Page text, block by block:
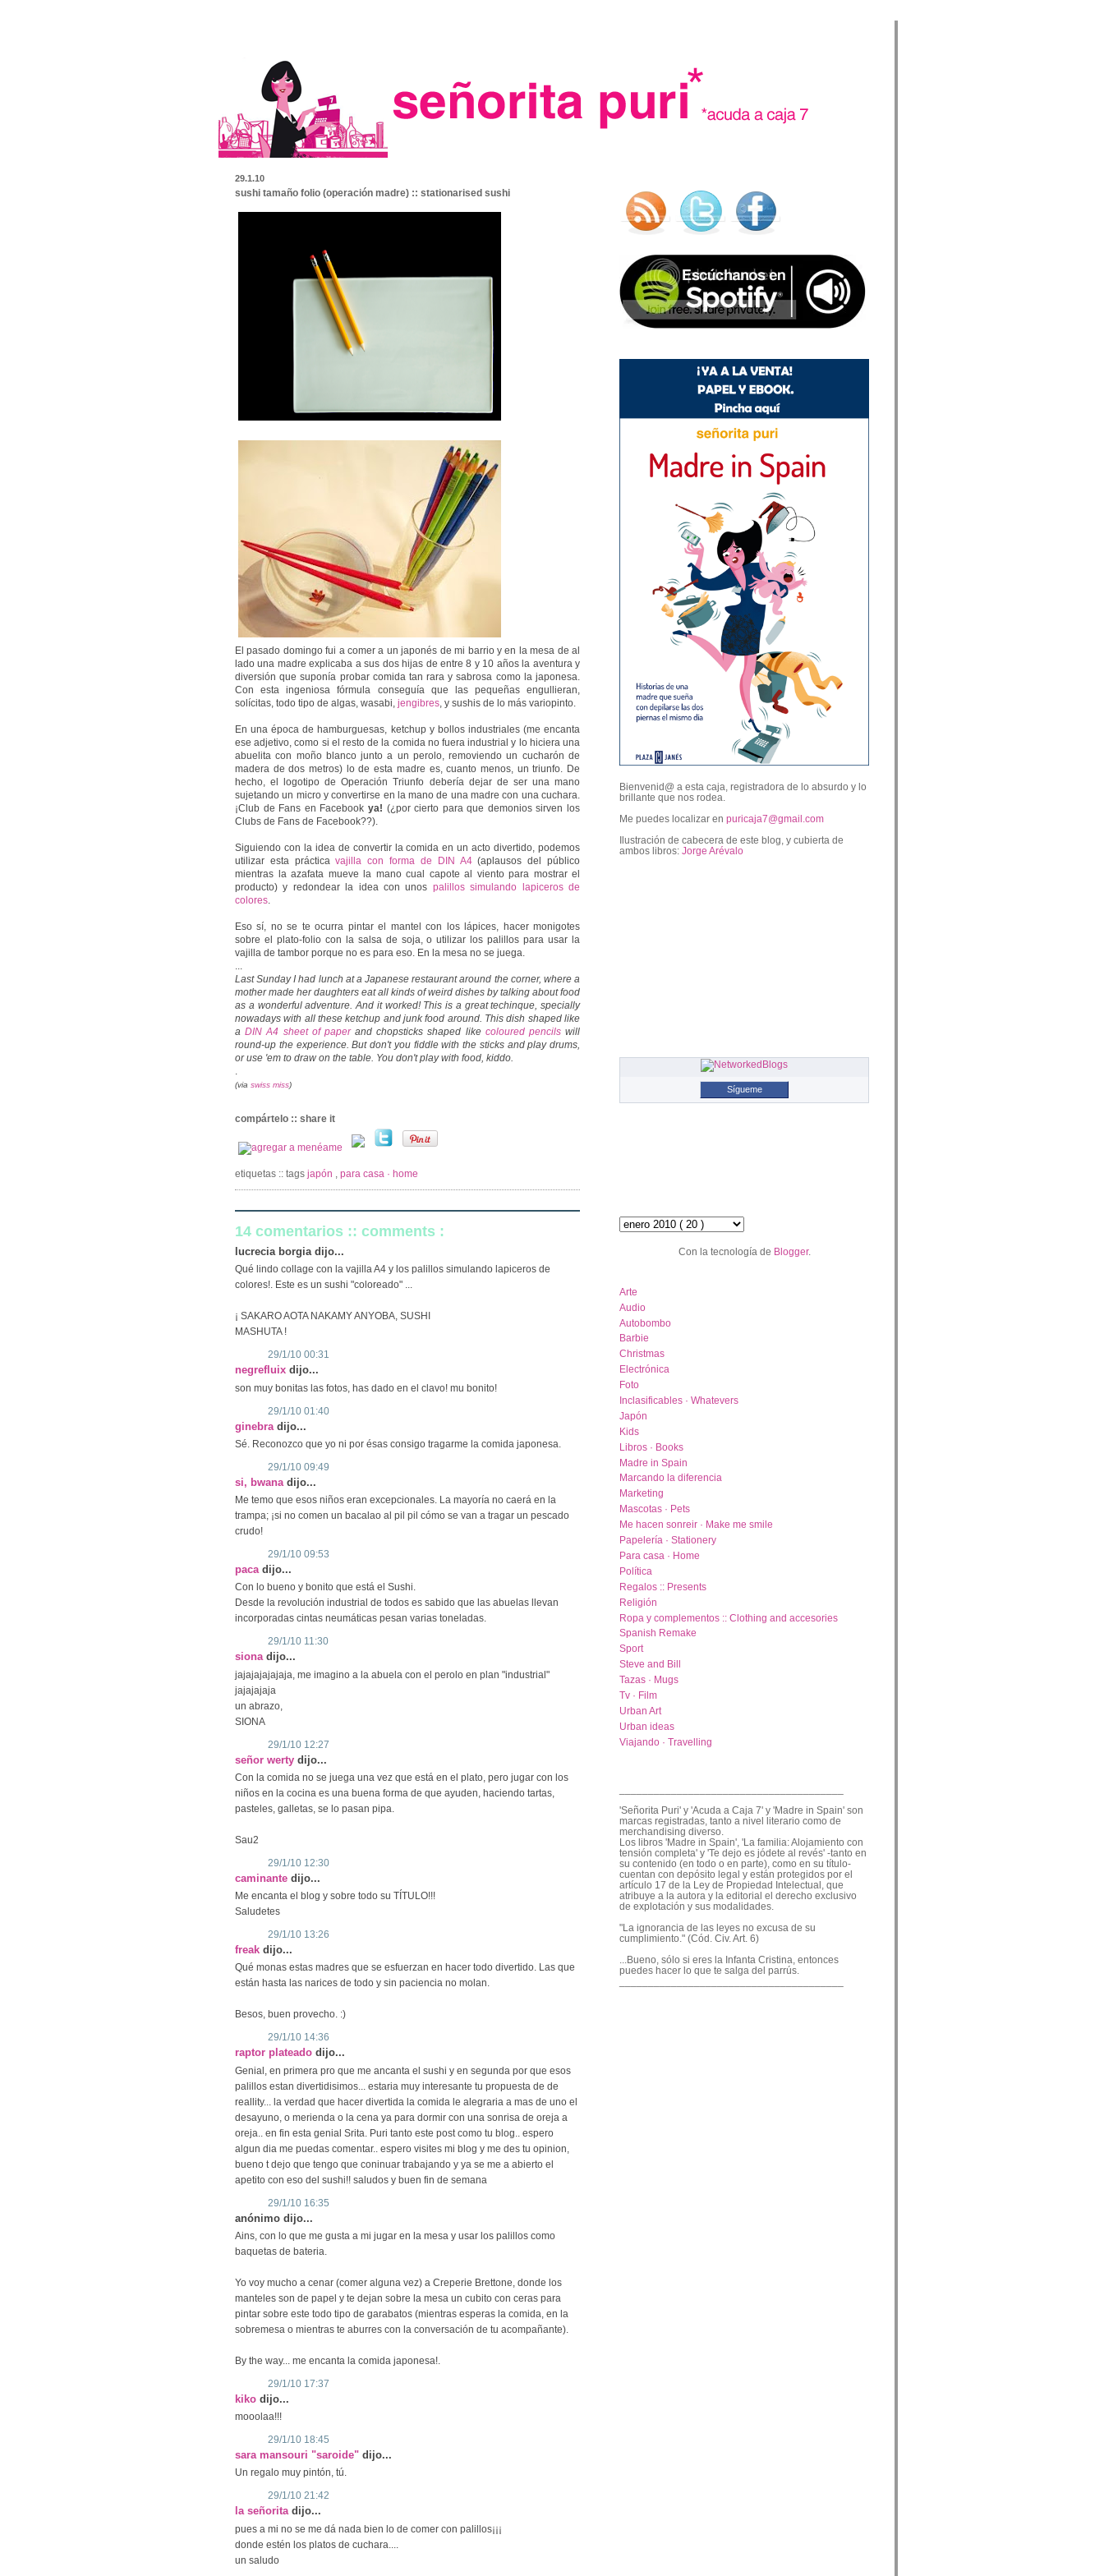
29.1.10
sushi tamaño folio (operación madre) :: stationarised sushi
El pasado domingo fui a comer a un japonés de mi barrio y en la mesa de al
lado una madre explicaba a sus dos hijas de entre 8 y 10 años la aventura y
diversión que suponía probar comida tan rara y sabrosa como la japonesa.
Con esta ingeniosa fórmula conseguía que las pequeñas engullieran,
solícitas, todo tipo de algas, wasabi, jengibres, y sushis de lo más variopinto.
En una época de hamburguesas, ketchup y bollos industriales (me encanta
ese adjetivo, como si el resto de la comida no fuera industrial y lo hiciera una
abuelita con moño blanco junto a un perolo, removiendo un cucharón de
madera de dos metros) lo de esta madre es, cuanto menos, un triunfo. De
hecho, el logotipo de Operación Triunfo debería dejar de ser una mano
sujetando un micro y convertirse en la mano de una madre con una cuchara.
¡Club de Fans en Facebook ya! (¿por cierto para que demonios sirven los
Clubs de Fans de Facebook??).
Siguiendo con la idea de convertir la comida en un acto divertido, podemos
utilizar esta prácticavajilla con forma de DIN A4(aplausos del público
mientras la azafata mueve la mano cual capote al viento para mostrar el
producto) y redondear la idea con unos palillos simulando lapiceros de
colores.
Eso sí, no se te ocurra pintar el mantel con los lápices, hacer monigotes
sobre el plato-folio con la salsa de soja, o utilizar los palillos para usar la
vajilla de tambor porque no es para eso. En la mesa no se juega.
...
Last Sunday I had lunch at a Japanese restaurant around the corner, where a
mother made her daughters eat all kinds of weird dishes by talking about food
as a wonderful adventure. And it worked! This is a great techinque, specially
nowadays with all these ketchup and junk food around. This dish shaped like
aDIN A4 sheet of paperand chopsticks shaped likecoloured pencilswill
round-up the experience. But don't you fiddle with the sticks and play drums,
or use 'em to draw on the table. You don't play with food, kiddo.
.
(via swiss miss)
compártelo :: share it
etiquetas :: tags japón , para casa · home
14 comentarios :: comments :
lucrecia borgia dijo...
Qué lindo collage con la vajilla A4 y los palillos simulando lapiceros de
colores!. Este es un sushi "coloreado" ...
¡ SAKARO AOTA NAKAMY ANYOBA, SUSHI
MASHUTA !
29/1/10 00:31
negrefluix dijo...
son muy bonitas las fotos, has dado en el clavo! mu bonito!
29/1/10 01:40
ginebra dijo...
Sé. Reconozco que yo ni por ésas consigo tragarme la comida japonesa.
29/1/10 09:49
si, bwana dijo...
Me temo que esos niños eran excepcionales. La mayoría no caerá en la
trampa; ¡si no comen un bacalao al pil pil cómo se van a tragar un pescado
crudo!
29/1/10 09:53
paca dijo...
Con lo bueno y bonito que está el Sushi.
Desde la revolución industrial de todos es sabido que las abuelas llevan
incorporadas cintas neumáticas pesan varias toneladas.
29/1/10 11:30
siona dijo...
jajajajajajaja, me imagino a la abuela con el perolo en plan "industrial"
jajajajaja
un abrazo,
SIONA
29/1/10 12:27
señor werty dijo...
Con la comida no se juega una vez que está en el plato, pero jugar con los
niños en la cocina es una buena forma de que ayuden, haciendo tartas,
pasteles, galletas, se lo pasan pipa.
Sau2
29/1/10 12:30
caminante dijo...
Me encanta el blog y sobre todo su TÍTULO!!!
Saludetes
29/1/10 13:26
freak dijo...
Qué monas estas madres que se esfuerzan en hacer todo divertido. Las que
están hasta las narices de todo y sin paciencia no molan.
Besos, buen provecho. :)
29/1/10 14:36
raptor plateado dijo...
Genial, en primera pro que me ancanta el sushi y en segunda por que esos
palillos estan divertidisimos... estaria muy interesante tu propuesta de de
reallity... la verdad que hacer divertida la comida le alegraria a mas de uno el
desayuno, o merienda o la cena ya para dormir con una sonrisa de oreja a
oreja.. en fin esta genial Srita. Puri tanto este post como tu blog.. espero
algun dia me puedas comentar.. espero visites mi blog y me des tu opinion,
bueno t dejo que tengo que coninuar trabajando y ya se me a abierto el
apetito con eso del sushi!! saludos y buen fin de semana
29/1/10 16:35
anónimo dijo...
Ains, con lo que me gusta a mi jugar en la mesa y usar los palillos como
baquetas de bateria.
Yo voy mucho a cenar (comer alguna vez) a Creperie Brettone, donde los
manteles son de papel y te dejan sobre la mesa un cubito con ceras para
pintar sobre este todo tipo de garabatos (mientras esperas la comida, en la
sobremesa o mientras te aburres con la conversación de tu acompañante).
By the way... me encanta la comida japonesa!.
29/1/10 17:37
kiko dijo...
mooolaa!!!
29/1/10 18:45
sara mansouri "saroide" dijo...
Un regalo muy pintón, tú.
29/1/10 21:42
la señorita dijo...
pues a mi no se me dá nada bien lo de comer con palillos¡¡¡
donde estén los platos de cuchara....
un saludo
Bienvenid@ a esta caja, registradora de lo absurdo y lo
brillante que nos rodea.
Me puedes localizar en puricaja7@gmail.com
Ilustración de cabecera de este blog, y cubierta de
ambos libros: Jorge Arévalo
Sígueme
Con la tecnología de Blogger.
Arte
Audio
Autobombo
Barbie
Christmas
Electrónica
Foto
Inclasificables · Whatevers
Japón
Kids
Libros · Books
Madre in Spain
Marcando la diferencia
Marketing
Mascotas · Pets
Me hacen sonreir · Make me smile
Papelería · Stationery
Para casa · Home
Política
Regalos :: Presents
Religión
Ropa y complementos :: Clothing and accesories
Spanish Remake
Sport
Steve and Bill
Tazas · Mugs
Tv · Film
Urban Art
Urban ideas
Viajando · Travelling
'Señorita Puri' y 'Acuda a Caja 7' y 'Madre in Spain' son
marcas registradas, tanto a nivel literario como de
merchandising diverso.
Los libros 'Madre in Spain', 'La familia: Alojamiento con
tensión completa' y 'Te dejo es jódete al revés' -tanto en
su contenido (en todo o en parte), como en su título-
cuentan con depósito legal y están protegidos por el
artículo 17 de la Ley de Propiedad Intelectual, que
atribuye a la autora y la editorial el derecho exclusivo
de explotación y sus modalidades.
"La ignorancia de las leyes no excusa de su
cumplimiento." (Cód. Civ. Art. 6)
...Bueno, sólo si eres la Infanta Cristina, entonces
puedes hacer lo que te salga del parrús.